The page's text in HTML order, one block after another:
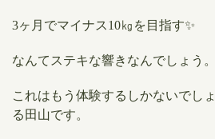
3ヶ月でマイナス10㎏を目指す✨
なんてステキな響きなんでしょう。
これはもう体験するしかないでし
る田山です。